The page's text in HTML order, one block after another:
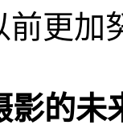
前更加
影的未